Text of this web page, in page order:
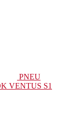
PNEU
VENTUS S1